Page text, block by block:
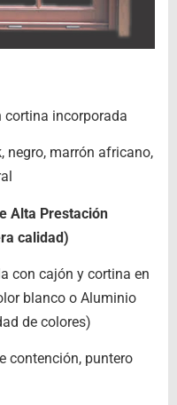
cortina incorporada
negro, marrón africano,
Alta Prestación
calidad)
con cajón y cortina en
blanco o Aluminio
de colores)
contención, puntero